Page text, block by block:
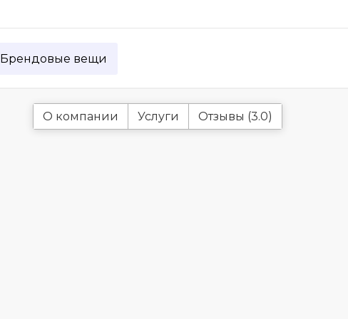
Брендовые вещи
О компании Услуги Отзывы (3.0)